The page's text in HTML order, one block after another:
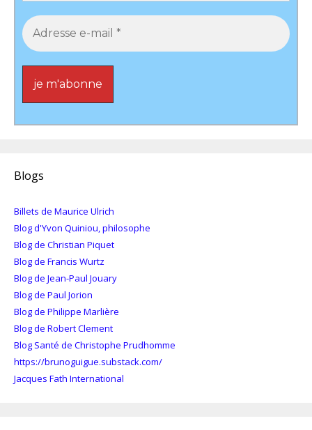
Blogs
Billets de Maurice Ulrich
Blog d'Yvon Quiniou, philosophe
Blog de Christian Piquet
Blog de Francis Wurtz
Blog de Jean-Paul Jouary
Blog de Paul Jorion
Blog de Philippe Marlière
Blog de Robert Clement
Blog Santé de Christophe Prudhomme
https://brunoguigue.substack.com/
Jacques Fath International